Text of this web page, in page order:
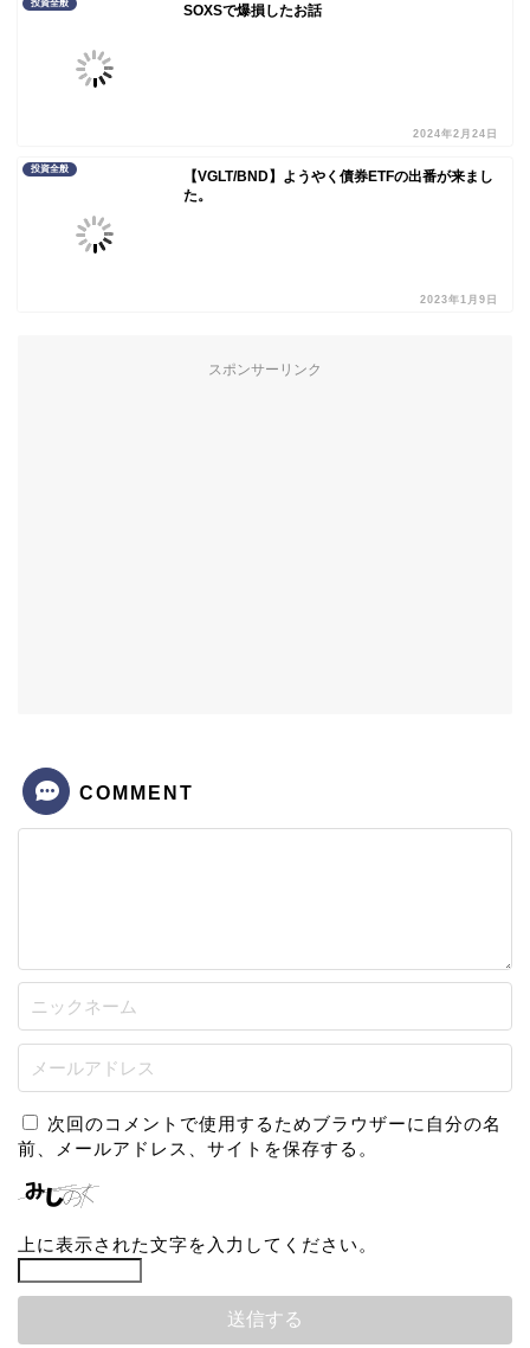
投資全般 SOXSで爆損したお話
2024年2月24日
投資全般
【VGLT/BND】ようやく債券ETFの出番が来まし
た。
2023年1月9日
スポンサーリンク
COMMENT
次回のコメントで使用するためブラウザーに自分の名
前、メールアドレス、サイトを保存する。
上に表示された文字を入力してください。